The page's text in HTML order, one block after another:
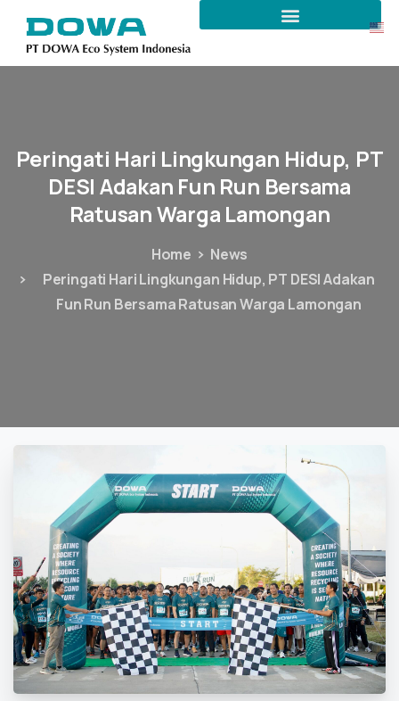
Peringati Hari Lingkungan Hidup, PT
DESI Adakan Fun Run Bersama
RatusanWarga Lamongan
Home
News
Peringati Hari Lingkungan Hidup, PT DESI Adakan
Fun Run Bersama Ratusan Warga Lamongan